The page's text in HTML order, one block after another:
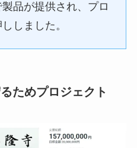
品が提供され、プロ
しました。
ためプロジェクト